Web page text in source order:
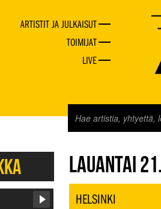
ARTISTIT JA JULKAISUT
TOIMIJAT
LIVE
JAZZ FINLAND
LAUANTAI
HELSINKI